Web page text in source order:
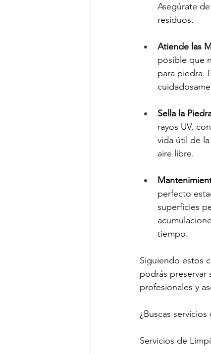
Asegúrate
residuos.
Atiende las
posible que
para piedra.
Sella la
rayos UV,
vida útil de
aire libre.
perfecto
superficies
tiempo.
Siguiendo estos
podrás preservar
profesionales y
¿Buscas
Servicios de